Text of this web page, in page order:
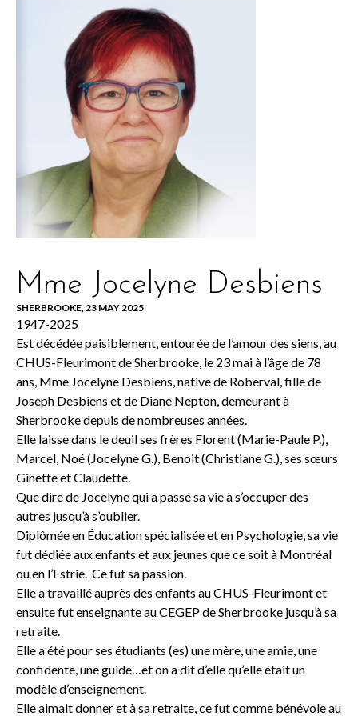
Mme Jocelyne Desbiens
SHERBROOKE, 23 MAY 2025
1947-2025
Est décédée paisiblement, entourée de l’amour des siens, au
CHUS-Fleurimont de Sherbrooke, le 23 mai à l’âge de 78
ans, Mme Jocelyne Desbiens, native de Roberval, fille de
Joseph Desbiens et de Diane Nepton, demeurant à
Sherbrooke depuis de nombreuses années.
Elle laisse dans le deuil ses frères Florent (Marie-Paule P.),
Marcel, Noé (Jocelyne G.), Benoit (Christiane G.), ses sœurs
Ginette et Claudette.
Que dire de Jocelyne qui a passé sa vie à s’occuper des
autres jusqu’à s’oublier.
Diplômée en Éducation spécialisée et en Psychologie, sa vie
fut dédiée aux enfants et aux jeunes que ce soit à Montréal
ou en l’Estrie. Ce fut sa passion.
Elle a travaillé auprès des enfants au CHUS-Fleurimont et
ensuite fut enseignante au CEGEP de Sherbrooke jusqu’à sa
retraite.
Elle a été pour ses étudiants (es) une mère, une amie, une
confidente, une guide…et on a dit d’elle qu’elle était un
modèle d’enseignement.
Elle aimait donner et à sa retraite, ce fut comme bénévole au